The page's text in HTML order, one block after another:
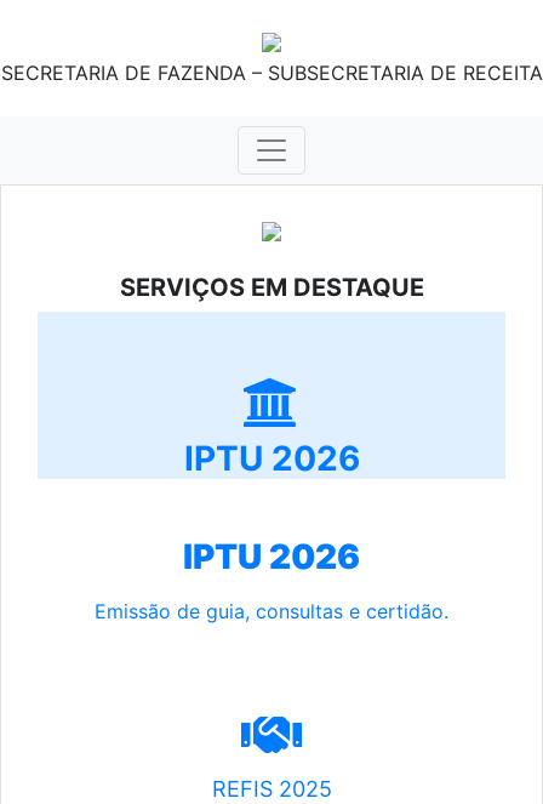
SECRETARIA DE FAZENDA – SUBSECRETARIA DE RECEITA
SERVIÇOS EM DESTAQUE
IPTU 2026
IPTU 2026
Emissão de guia, consultas e certidão.
REFIS 2025